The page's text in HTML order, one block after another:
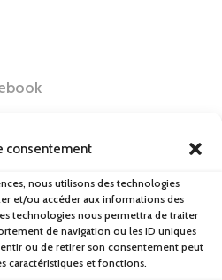
consentement
nous utilisons des technologies
et/ou accéder aux informations des
technologies nous permettra de traiter
de navigation ou les ID uniques
ou de retirer son consentement peut
caractéristiques et fonctions.
(Marc, le